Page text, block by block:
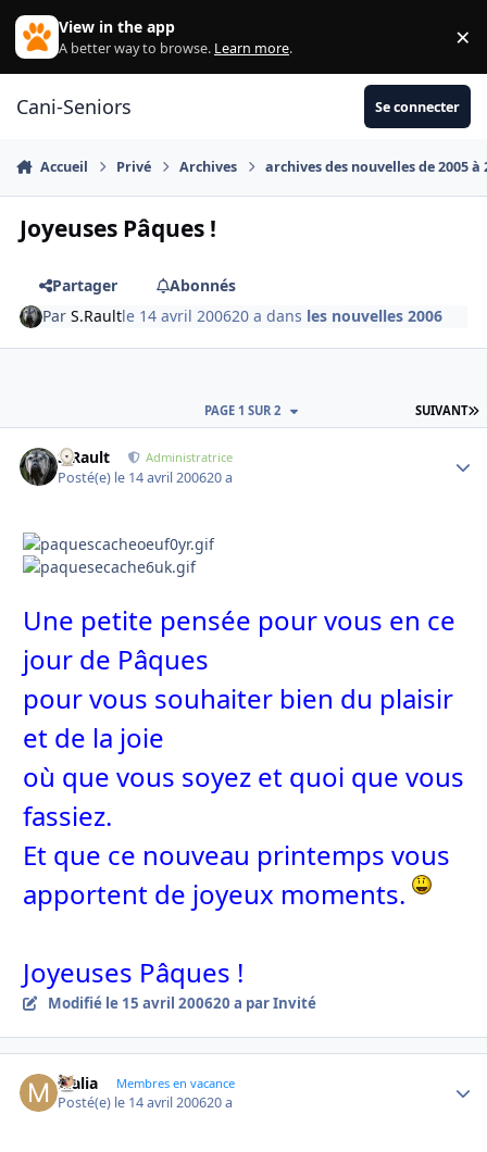
Aller au contenu
View in the app
A better way to browse. Learn more. ×
Cani-Seniors Se connecter
Accueil Privé Archives archives des nouvelles de 2005 à
Joyeuses Pâques !
Partager
Abonnés
ParS.Raultle 14 avril 200620 a dans les nouvelles 2006
SUIVANT
PAGE 1 SUR 2
S.Rault Administratrice
Posté(e) le 14 avril 200620 a
Une petite pensée pour vous en ce
jour de Pâques
pour vous souhaiter bien du plaisir
et de la joie
où que vous soyez et quoi que vous
fassiez.
Et que ce nouveau printemps vous
apportent de joyeux moments.
Joyeuses Pâques !
Modifié le 15 avril 200620 a par Invité
Malia Membres en vacance
Posté(e) le 14 avril 200620 a